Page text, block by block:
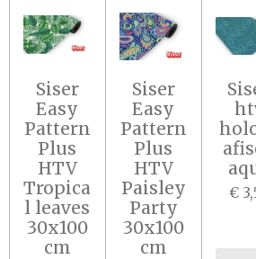
Siser
Easy
Pattern
Plus
HTV
Tropica
l leaves
30x100
cm
Siser
Easy
Pattern
Plus
HTV
Paisley
Party
30x100
cm
€